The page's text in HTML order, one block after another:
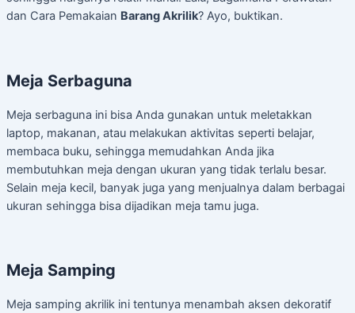
dan Cara Pemakaian Barang Akrilik? Ayo, buktikan.
Meja Serbaguna
Meja serbaguna ini bisa Anda gunakan untuk meletakkan
laptop, makanan, atau melakukan aktivitas seperti belajar,
membaca buku, sehingga memudahkan Anda jika
membutuhkan meja dengan ukuran yang tidak terlalu besar.
Selain meja kecil, banyak juga yang menjualnya dalam berbagai
ukuran sehingga bisa dijadikan meja tamu juga.
Meja Samping
Meja samping akrilik ini tentunya menambah aksen dekoratif